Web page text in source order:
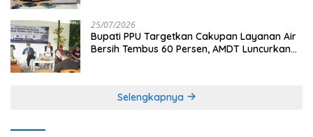
25/07/2026
Bupati PPU Targetkan Cakupan Layanan Air
Bersih Tembus 60 Persen, AMDT Luncurkan
Selengkapnya